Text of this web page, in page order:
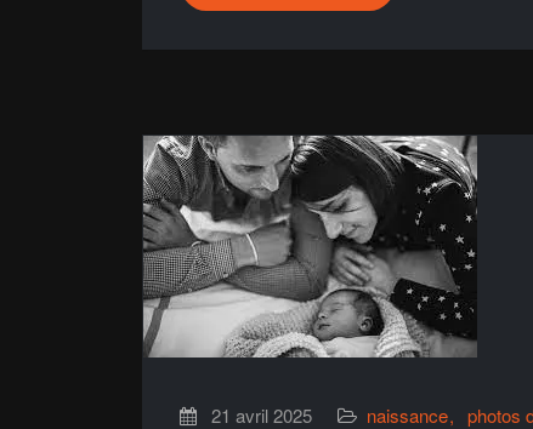
21 avril 2025 naissance photos